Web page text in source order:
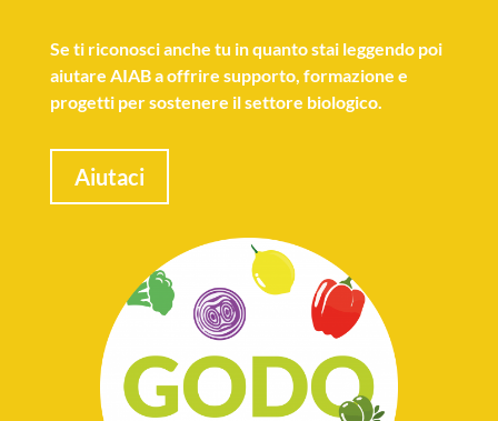
Se ti riconosci anche tu in quanto stai leggendo poi
aiutare AIAB a offrire supporto, formazione e
progetti per sostenere il settore biologico.
Aiutaci